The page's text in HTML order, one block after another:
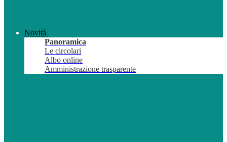
Novità
Panoramica
Le circolari
Albo online
Amministrazione trasparente